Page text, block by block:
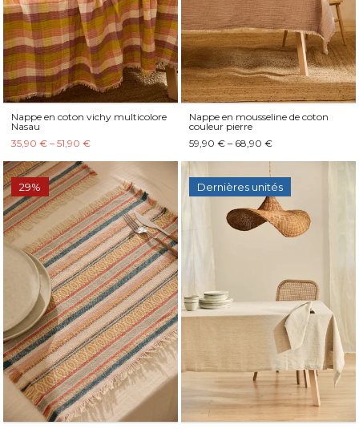
Nappe en coton vichy multicolore
Nasau
35,90 € – 51,90 €
Nappe en mousseline de coton
couleur pierre
59,90 € – 68,90 €
29% Dernières unités